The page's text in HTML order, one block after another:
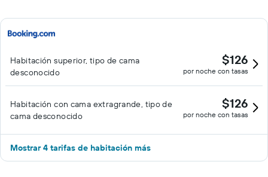
Habitación superior, tipo de cama
desconocido
$126
por noche con tasas
Habitación con cama extragrande, tipo de
cama desconocido
$126
por noche con tasas
Mostrar 4 tarifas de habitación más